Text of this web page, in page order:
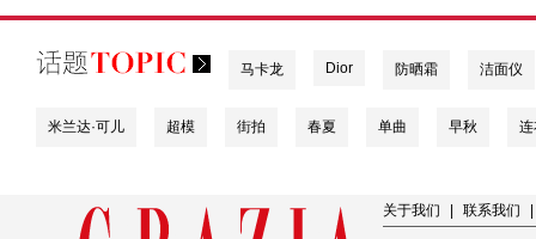
马卡龙 Dior 防晒霜 洁面仪
米兰达·可儿 超模 街拍 春夏 单曲 早秋
关于我们 联系我们